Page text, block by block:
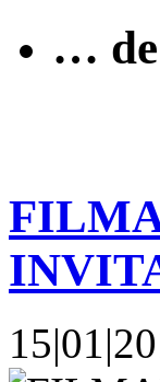
… de